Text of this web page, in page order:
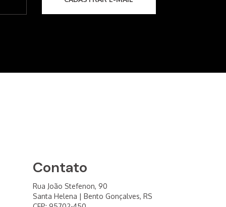
Contato
Rua João Stefenon, 90
Santa Helena | Bento Gonçalves, RS